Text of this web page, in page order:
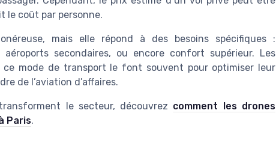
le coût par personne.
mais elle répond à des besoins spécifiques :
secondaires, ou encore confort supérieur. Les
mode de transport le font souvent pour optimiser leur
de l’aviation d’affaires.
le secteur, découvrez comment les drones
Paris.